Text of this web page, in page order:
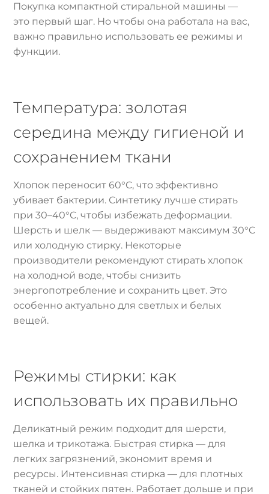
Покупка компактной стиральной машины —
это первый шаг. Но чтобы она работала на вас,
важно правильно использовать ее режимы и
функции.
Температура: золотая
середина между гигиеной и
сохранением ткани
Хлопок переносит 60°C, что эффективно
убивает бактерии. Синтетику лучше стирать
при 30–40°C, чтобы избежать деформации.
Шерсть и шелк — выдерживают максимум 30°C
или холодную стирку. Некоторые
производители рекомендуют стирать хлопок
на холодной воде, чтобы снизить
энергопотребление и сохранить цвет. Это
особенно актуально для светлых и белых
вещей.
Режимы стирки: как
использовать их правильно
Деликатный режим подходит для шерсти,
шелка и трикотажа. Быстрая стирка — для
легких загрязнений, экономит время и
ресурсы. Интенсивная стирка — для плотных
тканей и стойких пятен. Работает дольше и при